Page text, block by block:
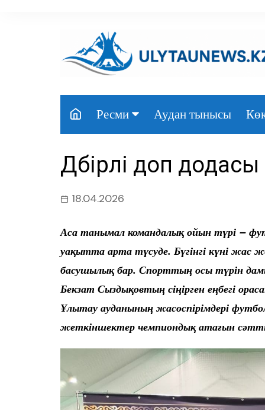
Ресми
Үкімет
Парламент
Аудан тынысы
Дүбірлі доп додасы
18.04.2026
Аса танымал командалық ойын түрі –
уақытта арта түсуде. Бүгінгі күні жас
басушылық бар. Спорттың осы түрін
Бекзат Сыздықовтың сіңірген еңбегі
Ұлытау ауданының жасөспірімдері
жеткіншектер чемпиондық атағын